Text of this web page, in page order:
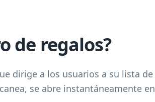
de regalos?
dirige a los usuarios a su lista de
se abre instantáneamente en